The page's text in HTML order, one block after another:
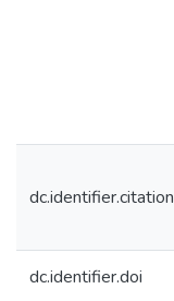
dc.identifier.citation
dc.identifier.doi